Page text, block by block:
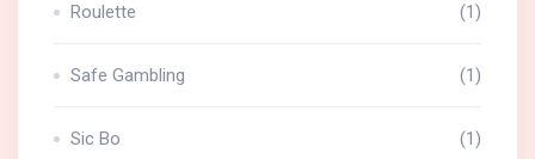
Roulette (1)
Safe Gambling (1)
Sic Bo (1)